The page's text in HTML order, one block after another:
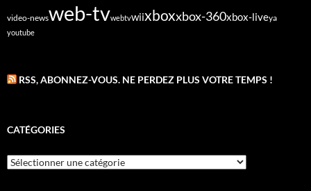
video-newsweb-tvwebtvwiixboxxbox-360xbox-liveya
youtube
RSS, ABONNEZ-VOUS. NE PERDEZ PLUS VOTRE TEMPS !
CATÉGORIES
Catégories